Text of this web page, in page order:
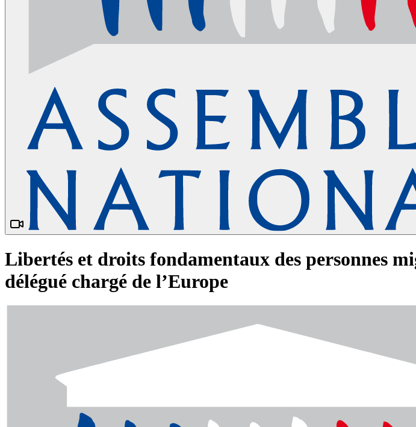
Libertés et droits fondamentaux des personnes
délégué chargé de l’Europe